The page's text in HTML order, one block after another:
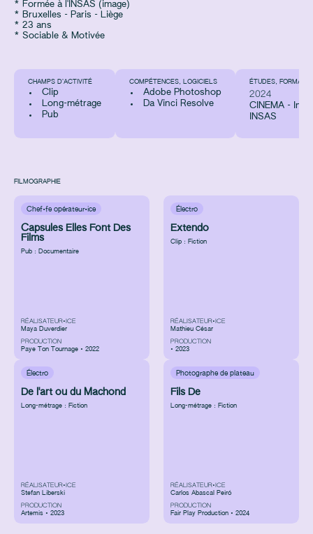
* Formée à l'INSAS (image)
* Bruxelles - Paris - Liège
* 23 ans
* Sociable & Motivée
CHAMPS D’ACTIVITÉ
Clip
Long-métrage
Pub
COMPÉTENCES, LOGICIELS
Adobe Photoshop
Da Vinci Resolve
ÉTUDES,
2024
CINEMA -
INSAS
FILMOGRAPHIE
Chef·fe opérateur·ice
Capsules Elles Font Des
Films
Pub : Documentaire
RÉALISATEUR•ICE
Maya Duverdier
PRODUCTION
Paye Ton Tournage • 2022
Électro
Extendo
Clip : Fiction
RÉALISATEUR•ICE
Mathieu César
PRODUCTION
• 2023
Électro
De l'art ou du Machond
Long-métrage : Fiction
RÉALISATEUR•ICE
Stefan Liberski
PRODUCTION
Artemis • 2023
Photographe de plateau
Fils De
Long-métrage : Fiction
RÉALISATEUR•ICE
Carlos Abascal Peiró
PRODUCTION
Fair Play Production • 2024